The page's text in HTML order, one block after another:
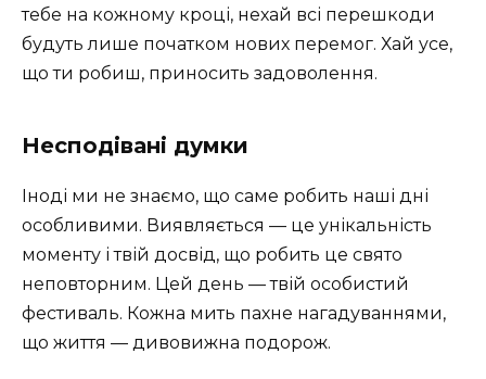
тебе на кожному кроці, нехай всі перешкоди
будуть лише початком нових перемог. Хай усе,
що ти робиш, приносить задоволення.
Несподівані думки
Іноді ми не знаємо, що саме робить наші дні
особливими. Виявляється — це унікальність
моменту і твій досвід, що робить це свято
неповторним. Цей день — твій особистий
фестиваль. Кожна мить пахне нагадуваннями,
що життя — дивовижна подорож.